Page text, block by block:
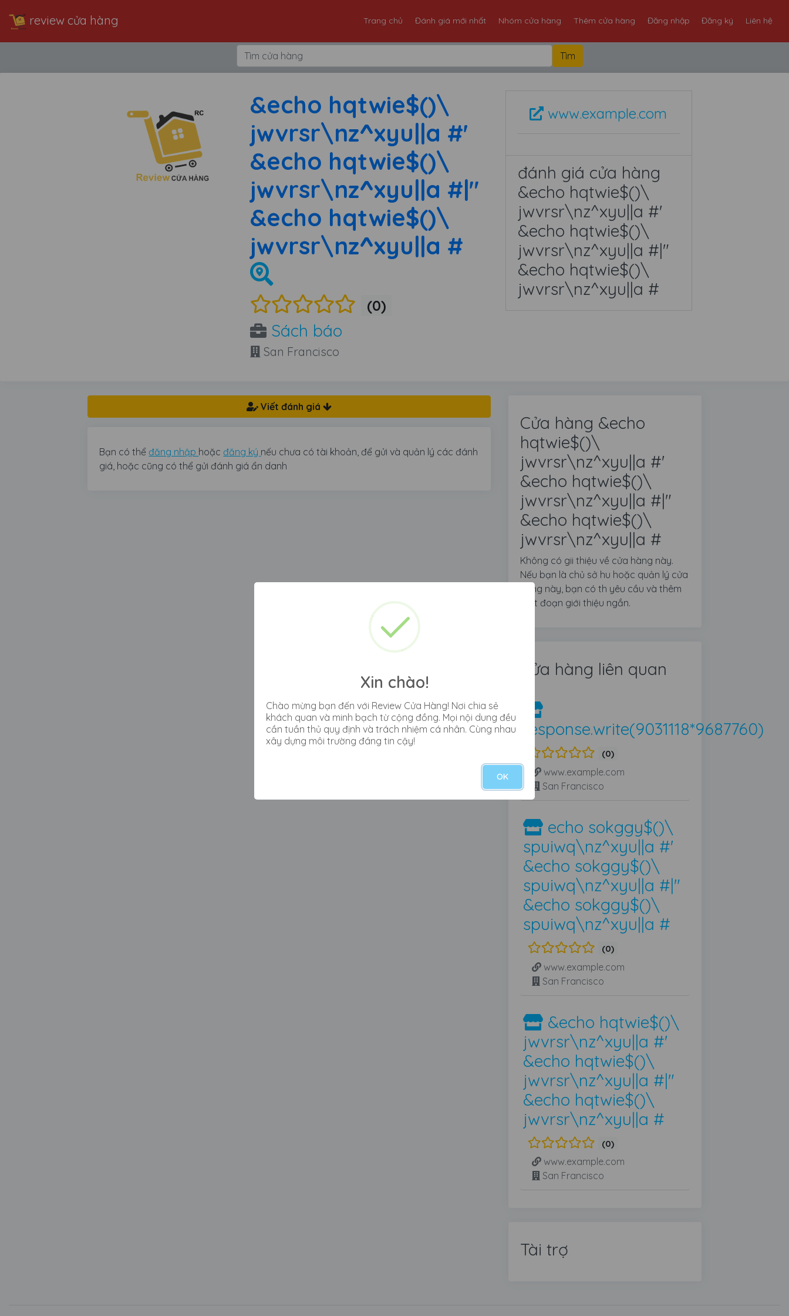
review cửa hàng Trang chủ Đánh giá mới nhất Nhóm cửa hàng Thêm cửa hàng Đăng nhập Đăng ký Liên hệ
&echo hqtwie$()\
jwvrsr\nz^xyu||a #'
&echo hqtwie$()\
jwvrsr\nz^xyu||a #|"
&echo hqtwie$()\
jwvrsr\nz^xyu||a #
(0)
Sách báo
San Francisco
www.example.com
đánh giá cửa hàng
&echo hqtwie$()\
jwvrsr\nz^xyu||a #'
&echo hqtwie$()\
jwvrsr\nz^xyu||a #|"
&echo hqtwie$()\
jwvrsr\nz^xyu||a #
Viết đánh giá
Bạn có thểđăng nhập hoặcđăng ký nếu chưa có tài khoản, để gửi và quản lý các đánh
giá, hoặc cũng có thể gửi đánh giá ẩn danh
Cửa hàng &echo
hqtwie$()\
jwvrsr\nz^xyu||a #'
&echo hqtwie$()\
jwvrsr\nz^xyu||a #|"
&echo hqtwie$()\
jwvrsr\nz^xyu||a #
Không có gii thiệu về cửa hàng này.
Nếu bạn là chủ sở hu hoặc quản lý cửa
hàng này, bạn có th yêu cầu và thêm
một đoạn giới thiệu ngắn.
Cửa hàng liên quan
response.write(9031118*9687760)
(0)
www.example.com
San Francisco
echo sokggy$()\
spuiwq\nz^xyu||a #'
&echo sokggy$()\
spuiwq\nz^xyu||a #|"
&echo sokggy$()\
spuiwq\nz^xyu||a #
(0)
www.example.com
San Francisco
&echo hqtwie$()\
jwvrsr\nz^xyu||a #'
&echo hqtwie$()\
jwvrsr\nz^xyu||a #|"
&echo hqtwie$()\
jwvrsr\nz^xyu||a #
(0)
www.example.com
San Francisco
Tài trợ
Xin chào!
Chào mừng bạn đến với Review Cửa Hàng! Nơi chia sẻ
khách quan và minh bạch từ cộng đồng. Mọi nội dung đều
cần tuần thủ quy định và trách nhiệm cá nhân. Cùng nhau
xây dựng môi trường đáng tin cậy!
OK